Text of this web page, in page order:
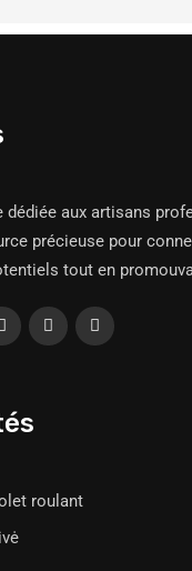
dédiée aux artisans
précieuse pour
tout en
roulant